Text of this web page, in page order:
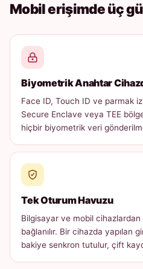
Mobil erişimde üç
Biyometrik Anahtar
Face ID, Touch ID ve parmak
Secure Enclave veya TEE
hiçbir biyometrik veri
Tek Oturum Havuzu
Bilgisayar ve mobil
bağlanılır. Bir cihazda yapılan
bakiye senkron tutulur, çift